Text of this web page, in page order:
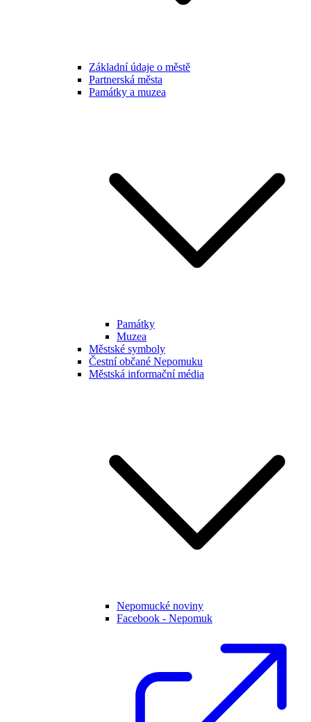
Základní údaje o městě
Partnerská města
Památky a muzea
Památky
Muzea
Městské symboly
Čestní občané Nepomuku
Městská informační média
Nepomucké noviny
Facebook - Nepomuk